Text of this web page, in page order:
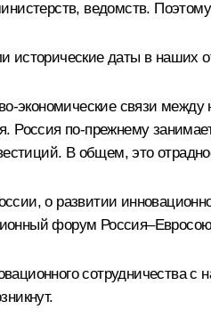
ведомств.
исторические даты в наших
экономические связи
Россия по‑прежнему
В общем, это
о развитии
форум
сотрудничества